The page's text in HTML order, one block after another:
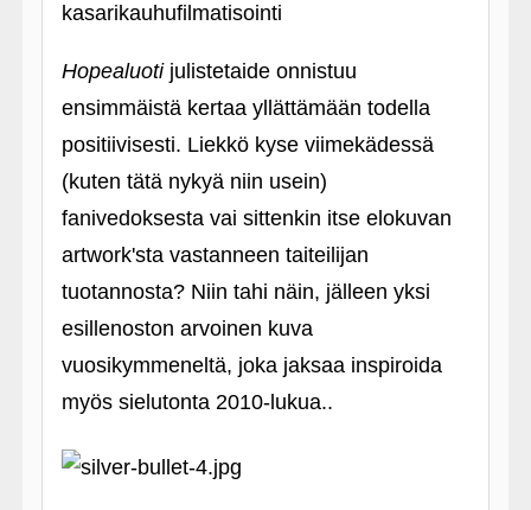
kasarikauhufilmatisointi
Hopealuotijulistetaide onnistuu
ensimmäistä kertaa yllättämään todella
positiivisesti. Liekkö kyse viimekädessä
(kuten tätä nykyä niin usein)
fanivedoksesta vai sittenkin itse elokuvan
artwork'sta vastanneen taiteilijan
tuotannosta? Niin tahi näin, jälleen yksi
esillenoston arvoinen kuva
vuosikymmeneltä, joka jaksaa inspiroida
myös sielutonta 2010-lukua..